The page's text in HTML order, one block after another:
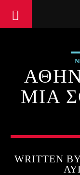
ΜΙΑ
WRITTEN